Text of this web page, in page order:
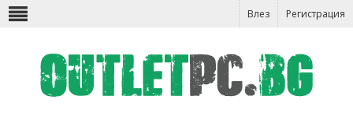
Влез Регистрация